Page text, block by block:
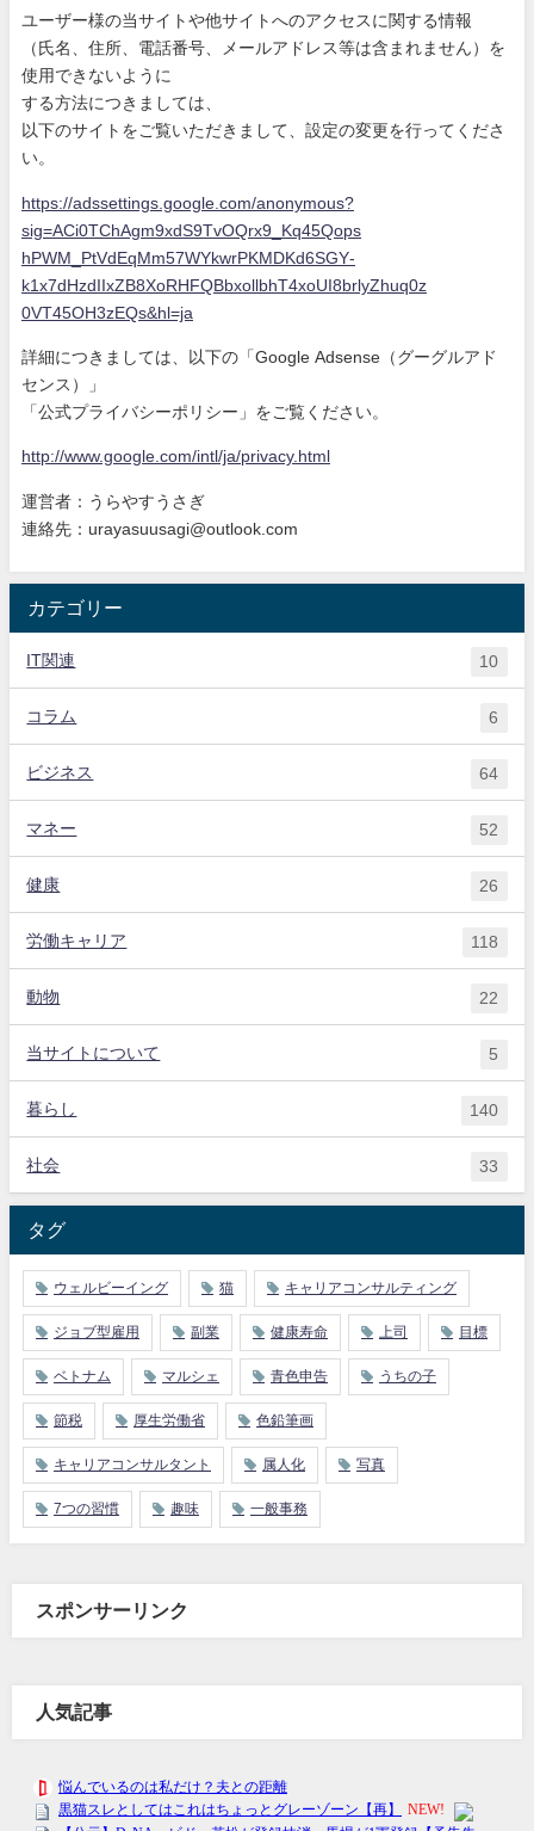
ユーザー様の当サイトや他サイトへのアクセスに関する情報
（氏名、住所、電話番号、メールアドレス等は含まれません）を
使 用できないように
する方法につきましては、
以下のサイトをご覧いただきまして、設定の変更を行ってくださ
い。
https://adssettings.google.com/anonymous?
sig=ACi0TChAgm9xdS9TvOQrx9_Kq45Qops
hPWM_PtVdEqMm57WYkwrPKMDKd6SGY-
k1x7dHzdIIxZB8XoRHFQBbxollbhT4xoUI8brlyZhuq0z
0VT45OH3zEQs&hl=ja
詳細につきましては、以下の「Google Adsense（グーグルアド
センス）」
「公式プライバシーポリシー」をご覧ください。
http://www.google.com/intl/ja/privacy.html
運営者：うらやすうさぎ
連絡先：urayasuusagi@outlook.com
カテゴリー
IT関連 10
コラム 6
ビジネス 64
マネー 52
健康 26
労働キャリア 118
動物 22
当サイトについて 5
暮らし 140
社会 33
タグ
ウェルビーイング 猫 キャリアコンサルティング
ジョブ型雇用 副業 健康寿命 上司 目標
ベトナム マルシェ 青色申告 うちの子
節税 厚生労働省 色鉛筆画
キャリアコンサルタント 属人化 写真
7つの習慣 趣味 一般事務
スポンサーリンク
人気記事